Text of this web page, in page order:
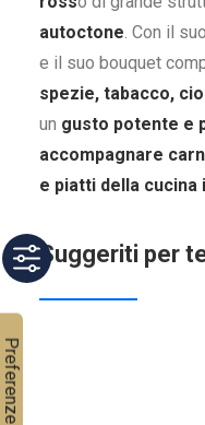
autoctone. Con il suo
e il suo bouquet
spezie, tabacco,
un gusto potente e
accompagnare
e piatti della cucina
Suggeriti per